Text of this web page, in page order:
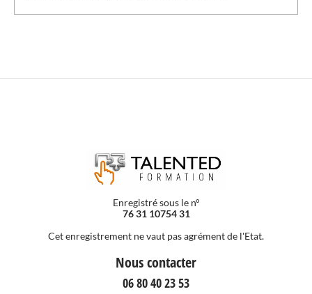
Enregistré sous le n°
76 31 10754 31
Cet enregistrement ne vaut pas agrément de l'Etat.
Nous contacter
06 80 40 23 53